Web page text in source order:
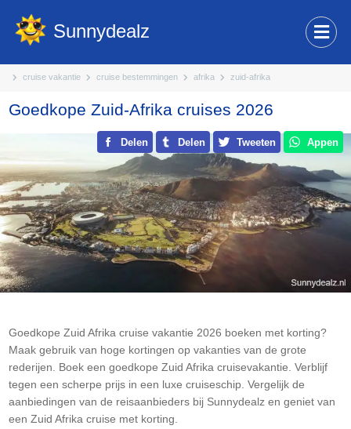
cruise vakantie cruise bestemmingen afrika zuid-afrika
Sunnydealz
Goedkope Zuid-Afrika cruises 2026
Delen Delen Tweeten Appen
Goedkope Zuid Afrika cruise vakantie 2026 boeken met korting?
Maak gebruik van hoge kortingen op vakanties van de grote
rederijen. Boek een goedkope Zuid Afrika cruisevakantie. Verblijf
tegen een scherpe prijs in een luxe cruiseschip. Vergelijk de
aanbiedingen van de reisaanbieders bij Sunnydealz en geniet van
een Zuid Afrika cruise met korting.